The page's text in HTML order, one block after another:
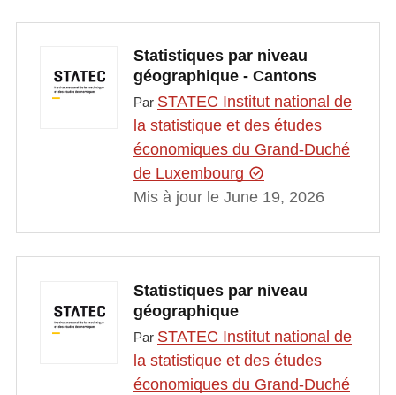
Statistiques par niveau
géographique - Cantons
Par STATEC Institut national de
la statistique et des études
économiques du Grand-Duché
de Luxembourg
Mis à jour le June 19, 2026
Statistiques par niveau
géographique
Par STATEC Institut national de
la statistique et des études
économiques du Grand-Duché